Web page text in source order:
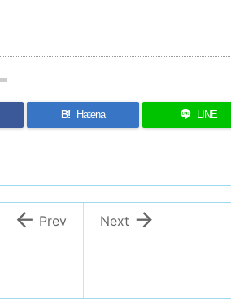
B! Hatena LINE

Next
 Prev